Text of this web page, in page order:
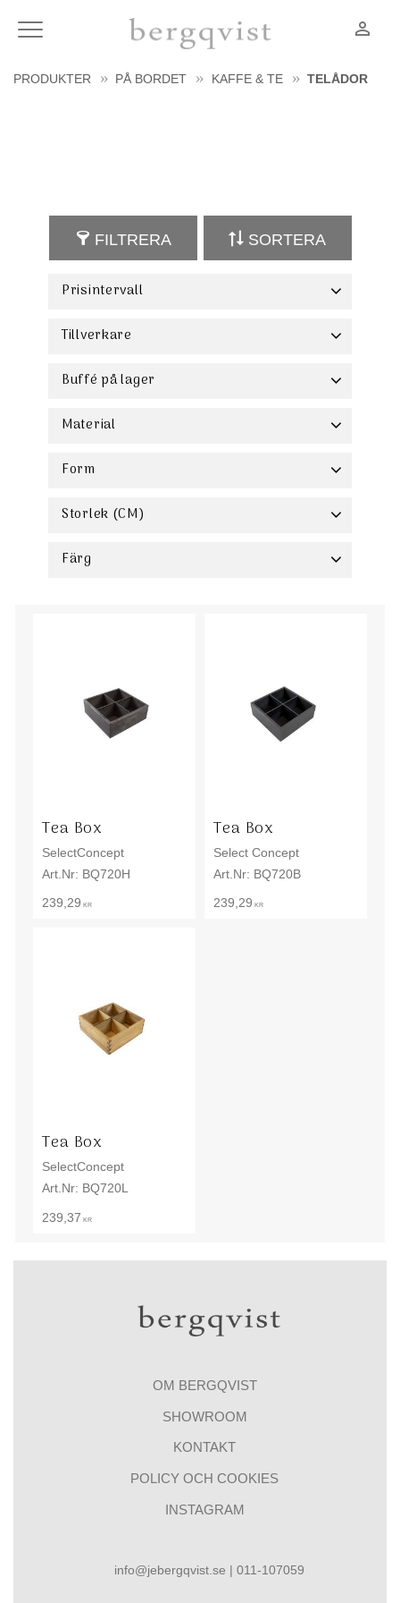
Meny person_outline
PRODUKTER PÅ BORDET KAFFE & TE TELÅDOR
FILTRERA SORTERA
Prisintervall
Tillverkare
Select Concept
Form
Material
Ek
Storlek (CM)
11 - 20
Färg
Buffé på lager
Buffé
Tea Box
SelectConcept
BQ720H
239,29 KR
Tea Box
Select Concept
BQ720B
239,29 KR
Tea Box
SelectConcept
BQ720L
239,37 KR
OM BERGQVIST
SHOWROOM
KONTAKT
POLICY OCH COOKIES
INSTAGRAM
info@jebergqvist.se | 011-107059